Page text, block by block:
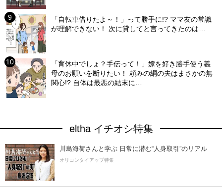
「自転車借りたよ～！」って勝手に!? ママ友の常識
が理解できない！ 次に貸してと言ってきたのは…
「育休中でしょ？手伝って！」嫁を好き勝手使う義
母のお願いを断りたい！ 頼みの綱の夫はまさかの無
関心!? 自体は最悪の結末に…
eltha イチオシ特集
川島海荷さんと学ぶ 日常に潜む“人身取引”のリアル
オリコンタイアップ特集